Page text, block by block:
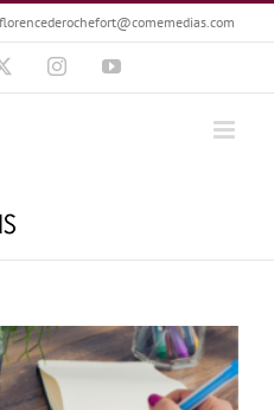
florencederochefort@comemedias.com
InstagramYouTube